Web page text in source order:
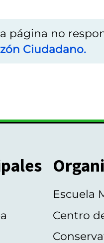
página no
Ciudadano.
Escuela
Centro